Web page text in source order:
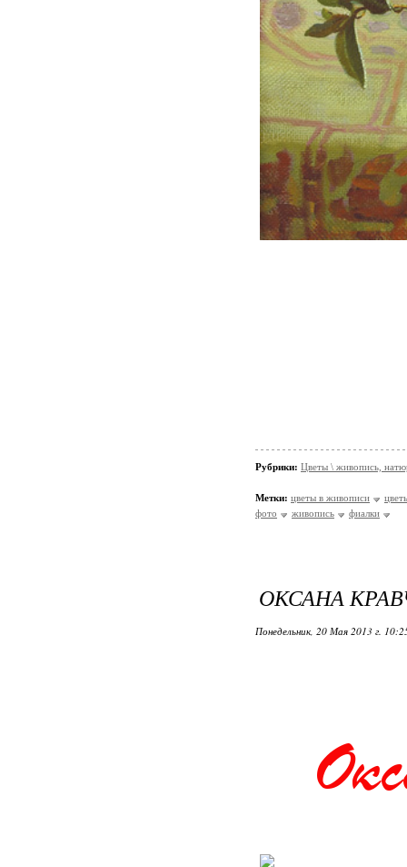
Рубрики: Цветы \ живопись,
Метки: цветы в живописи
фото
живопись фиалки
ОКСАНА
Понедельник, 20 Мая 2013 г.